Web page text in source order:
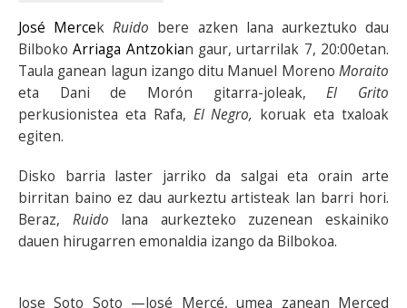
José MercekRuido bere azken lana aurkeztuko dau
BilbokoArriaga Antzokian gaur, urtarrilak 7, 20:00etan.
Taula ganean lagun izango ditu Manuel Moreno Moraito
eta Dani de Morón gitarra-joleak,El Grito
perkusionistea eta Rafa, El Negro, koruak eta txaloak
egiten.
Disko barria laster jarriko da salgai eta orain arte
birritan baino ez dau aurkeztu artisteak lan barri hori.
Beraz, Ruido lana aurkezteko zuzenean eskainiko
dauen hirugarren emonaldia izango da Bilbokoa.
Jose Soto Soto —José Mercé, umea zanean Merced